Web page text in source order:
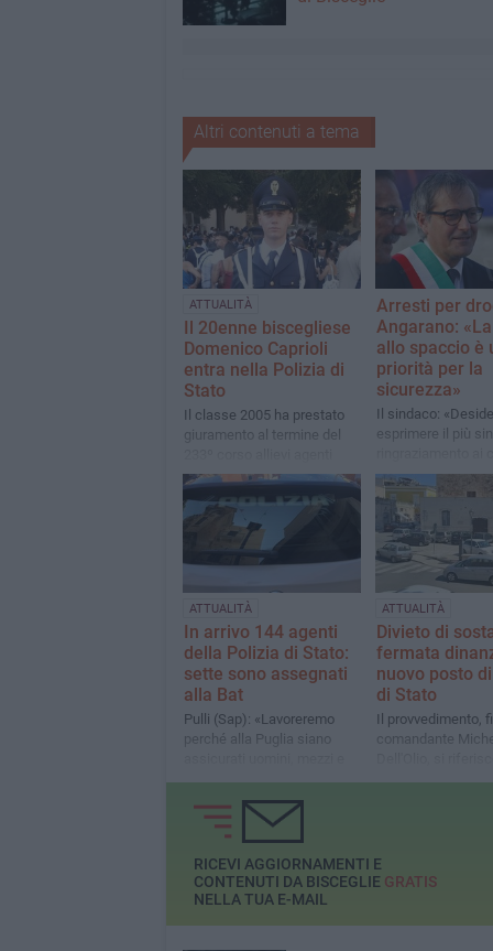
Altri contenuti a tema
ATTUALITÀ
Il 20enne biscegliese
Domenico Caprioli
entra nella Polizia di
Stato
Il classe 2005 ha prestato
giuramento al termine del
tenutosi a Trieste
Arresti per
Angarano:
allo spaccio è
priorità per la
sicurezza»
Il sindaco:
esprimere il più
del comando
ATTUALITÀ
In arrivo 144 agenti
della Polizia di Stato:
sette sono assegnati
alla Bat
Pulli (Sap): «Lavoreremo
perché alla Puglia siano
esigenze di ogni provincia»
ATTUALITÀ
Divieto di
fermata
nuovo posto
di Stato
Il provvedimento,
comandante
Dell'Olio, si
RICEVI AGGIORNAMENTI E
CONTENUTI DA BISCEGLIE GRATIS
NELLA TUA E-MAIL